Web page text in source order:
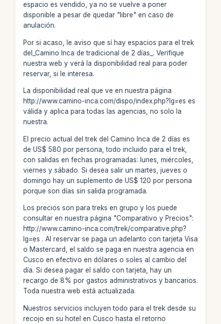
espacio es vendido, ya no se vuelve a poner
disponible a pesar de quedar "libre" en caso de
anulación.
Por si acaso, le aviso que sí hay espacios para el trek
del_Camino Inca de tradicional de 2 días_. Verifique
nuestra web y verá la disponibilidad real para poder
reservar, si le interesa.
La disponibilidad real que ve en nuestra página
http://www.camino-inca.com/dispo/index.php?lg=es es
válida y aplica para todas las agencias, no solo la
nuestra.
El precio actual del trek del Camino Inca de 2 días es
de US$ 580 por persona, todo incluido para el trek,
con salidas en fechas programadas: lunes, miércoles,
viernes y sábado. Si desea salir un martes, jueves o
domingo hay un suplemento de US$ 120 por persona
porque son días sin salida programada.
Los precios son para treks en grupo y los puede
consultar en nuestra página "Comparativo y Precios":
http://www.camino-inca.com/trek/comparative.php?
lg=es . Al reservar se paga un adelanto con tarjeta Visa
o Mastercard, el saldo se paga en nuestra agencia en
Cusco en efectivo en dólares o soles al cambio del
día. Si desea pagar el saldo con tarjeta, hay un
recargo de 8% por gastos administrativos y bancarios.
Toda nuestra web está actualizada.
Nuestros servicios incluyen todo para el trek desde su
recojo en su hotel en Cusco hasta el retorno